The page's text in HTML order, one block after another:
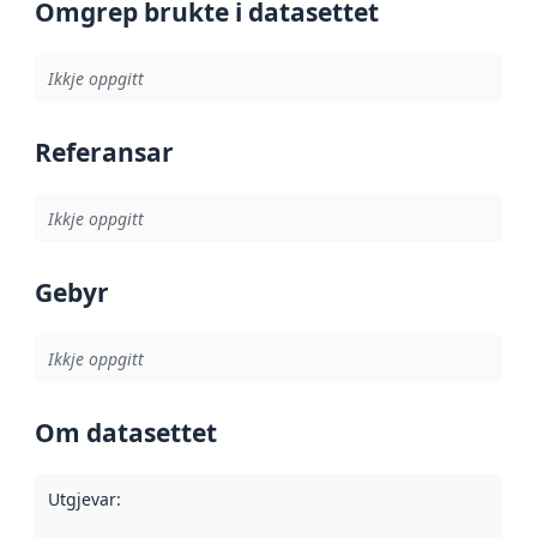
Omgrep brukte i datasettet
Ikkje oppgitt
Referansar
Ikkje oppgitt
Gebyr
Ikkje oppgitt
Om datasettet
Utgjevar: